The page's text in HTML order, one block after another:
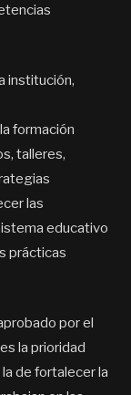
institución,
formación
talleres,
las
educativo
prácticas
por el
la prioridad
de fortalecer la